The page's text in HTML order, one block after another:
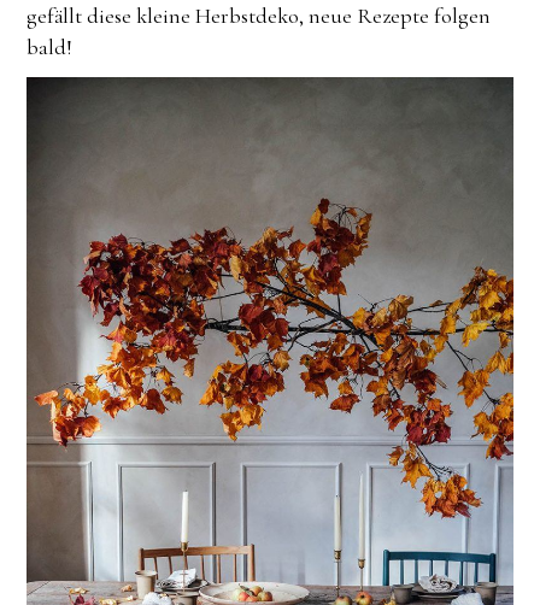
gefällt diese kleine Herbstdeko, neue Rezepte folgen
bald!